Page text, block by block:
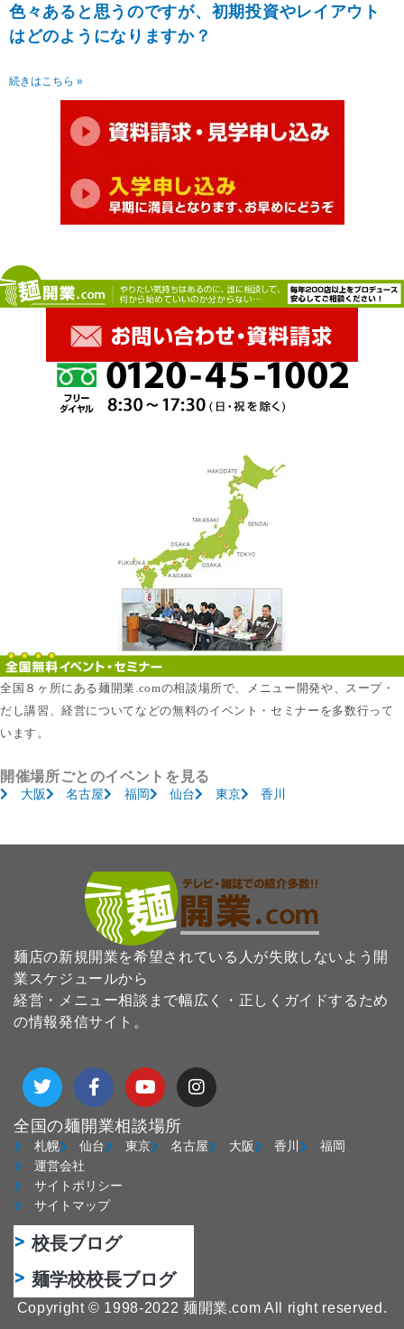
色々あると思うのですが、初期投資やレイアウト
はどのようになりますか？
続きはこちら »
全国８ヶ所にある麺開業.comの相談場所で、メニュー開発や、スープ・
だし講習、経営についてなどの無料のイベント・セミナーを多数行って
います。
開催場所ごとのイベントを見る
大阪 名古屋 福岡 仙台 東京 香川
麺店の新規開業を希望されている人が失敗しないよう開
業スケジュールから
経営・メニュー相談まで幅広く・正しくガイドするため
の情報発信サイト。
T
w
i
t
t
e
r
F
a
c
e
b
o
k
-
f
Y
o
u
t
u
b
I
n
s
a
g
全国の麺開業相談場所
札幌 仙台 東京 名古屋 大阪 香川
福岡
運営会社
サイトポリシー
サイトマップ
校長ブログ
麺学校校長ブログ
Copyright © 1998-2022 麺開業.com All right reserved.